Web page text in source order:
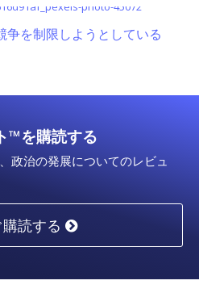
争を制限しようとしている
™を購読する
政治の発展についてのレビュ
読する